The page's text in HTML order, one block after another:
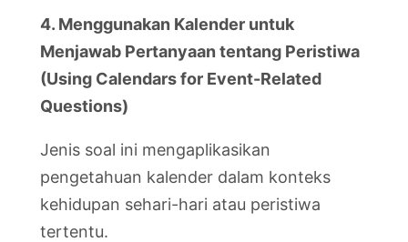
4. Menggunakan Kalender untuk
Menjawab Pertanyaan tentang Peristiwa
(Using Calendars for Event-Related
Questions)
Jenis soal ini mengaplikasikan
pengetahuan kalender dalam konteks
kehidupan sehari-hari atau peristiwa
tertentu.